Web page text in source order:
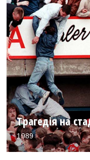
Трагедія на
1989